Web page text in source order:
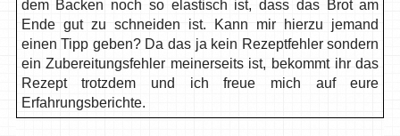
dem Backen noch so elastisch ist, dass das Brot am
Ende gut zu schneiden ist. Kann mir hierzu jemand
einen Tipp geben? Da das ja kein Rezeptfehler sondern
ein Zubereitungsfehler meinerseits ist, bekommt ihr das
Rezept trotzdem und ich freue mich auf eure
Erfahrungsberichte.